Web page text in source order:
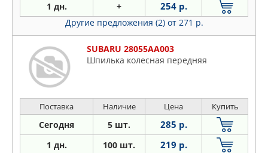
1 дн. + 254 р.
Другие предложения (2) от 271 р.
SUBARU 28055AA003
Шпилька колесная передняя
Поставка Наличие Цена Купить
Сегодня 5 шт. 285 р.
1 дн. 100 шт. 219 р.